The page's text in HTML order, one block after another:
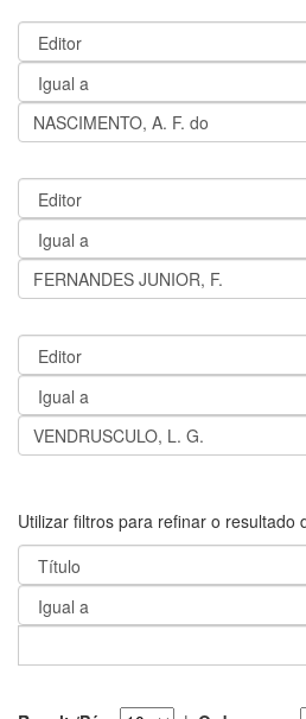
Utilizar filtros para refinar o resultado